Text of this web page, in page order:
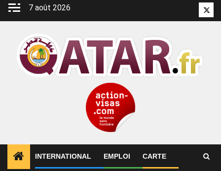
Aller
7 août 2026
INTERNATIONAL EMPLOI CARTE